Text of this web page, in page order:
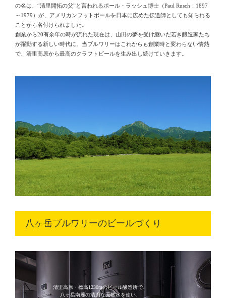
の名は、“清里開拓の父”と言われるポール・ラッシュ博士（Paul Rusch：1897
～1979）が、アメリカンフットボールを日本に広めた伝道師としても知られる
ことから名付けられました。
創業から20有余年の時が流れた現在は、山田の夢を受け継いだ若き醸造家たち
が躍動する新しい時代に。当ブルワリーはこれからも創業時と変わらない情熱
で、清里高原から最高のクラフトビールを生み出し続けていきます。
八ヶ岳ブルワリーのビールづくり
清里高原・標高1230mのビール醸造所で、
八ヶ岳南麓の清冽な天然水を使い、